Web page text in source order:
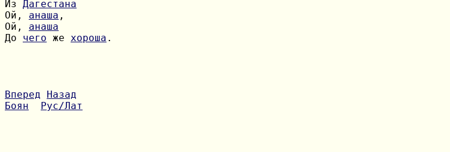
Из Дагестана
Ой, анаша
Ой, анаша
До чего же хороша .
Вперед
Назад
Боян
Рус/Лат